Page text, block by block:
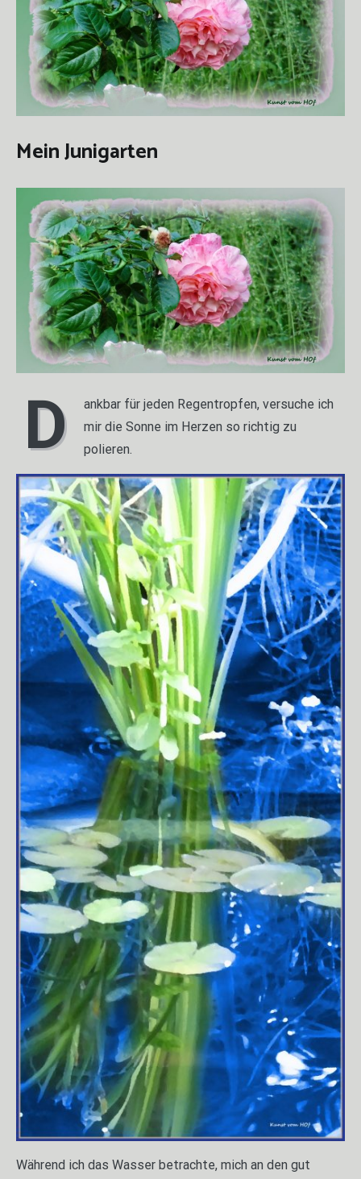
Mein Junigarten
D
ankbar für jeden Regentropfen, versuche ich
mir die Sonne im Herzen so richtig zu
polieren.
Während ich das Wasser betrachte, mich an den gut